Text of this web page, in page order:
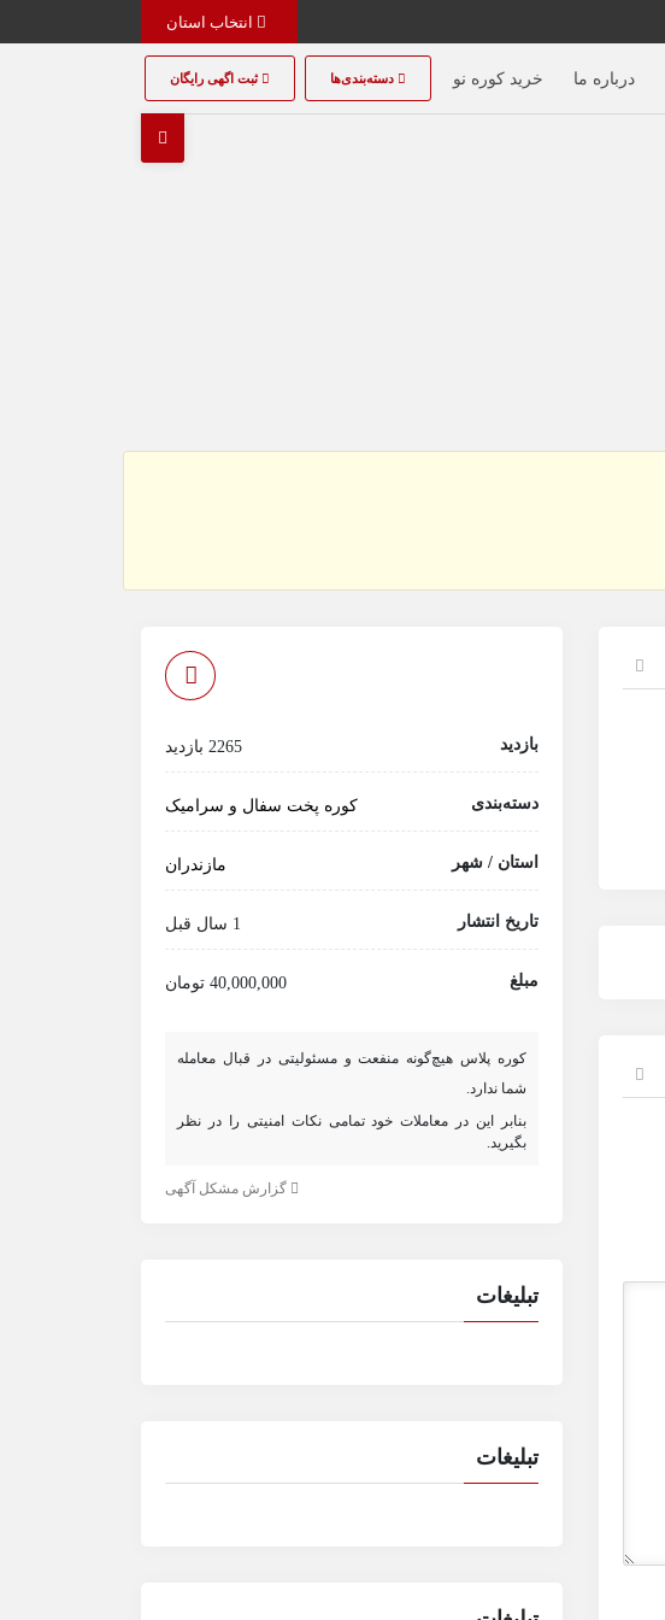
درباره ما خرید کوره نو دسته‌بندی‌ها ثبت اگهی رایگان
بازدید 2265 بازدید
دسته‌بندی کوره پخت سفال و سرامیک
استان / شهر مازندران
تاریخ انتشار 1 سال قبل
مبلغ 40,000,000 تومان
کوره پلاس هیچ‌گونه منفعت و مسئولیتی در قبال معامله
شما ندارد.
بنابر این در معاملات خود تمامی نکات امنیتی را در نظر
بگیرید.
گزارش مشکل آگهی
تبلیغات
تبلیغات